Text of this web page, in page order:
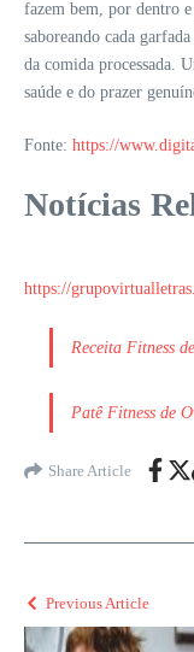
fazem bem, por dentro
saboreando cada
da comida processada.
saúde e do prazer
Fonte: https://
Notícias
https://
Receita Fitness
Patê Fitness de
Share Article
Previous Article